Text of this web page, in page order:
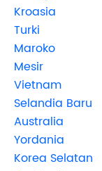
Kroasia
Turki
Maroko
Mesir
Vietnam
Selandia Baru
Australia
Yordania
Korea Selatan